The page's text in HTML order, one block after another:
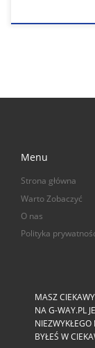
Menu
Strona główna
Warto Zobaczyć
O nas
Polityka
MASZ
NA G-WAY.PL
BYŁEŚ W